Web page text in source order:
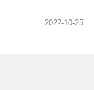
2022-10-25